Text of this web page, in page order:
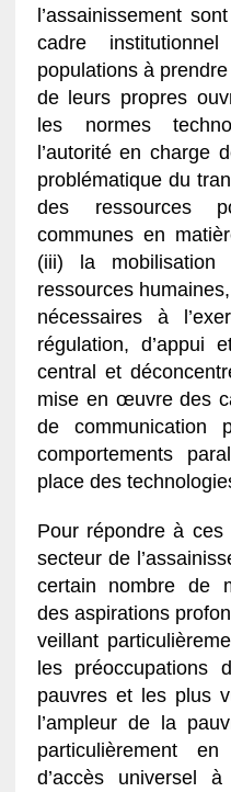
l’assainissement
cadre
populations à
de leurs propres
les normes
l’autorité en charge
problématique du
des ressources
communes en
(iii) la
ressources
nécessaires à
régulation, d’appui
central et
mise en œuvre des
de communication
comportements
place des
Pour répondre à
secteur de
certain nombre de
des aspirations
veillant
les préoccupations
pauvres et les plus
l’ampleur de la
particulièrement
d’accès universel